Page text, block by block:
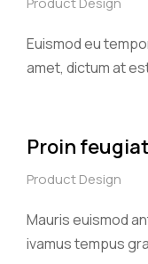
Euismod eu
amet, dictum at
Proin
Product Design
Mauris euismod
ivamus tempus